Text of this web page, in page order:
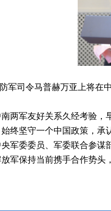
司令马普赫万亚上将在中
军友好关系久经考验，
终坚守一个中国政策，
委委员、军委联合参谋
军保持当前携手合作势